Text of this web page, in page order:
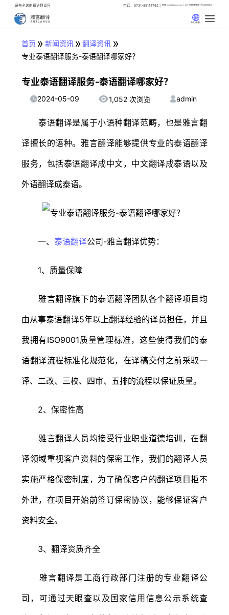
遍布全球的母语翻译官 电话：0731-85114762 邮箱: info@artlangs.com 24小时翻译管家: 18142666316
中文 (中国)
首页 » 新闻资讯» 翻译资讯 »
专业泰语翻译服务-泰语翻译哪家好？
专业泰语翻译服务-泰语翻译哪家好？
2024-05-09 1,052 次浏览 admin
泰语翻译是属于小语种翻译范畴，也是雅言翻
译擅长的语种。雅言翻译能够提供专业的泰语翻译
服务，包括泰语翻译成中文，中文翻译成泰语以及
外语翻译成泰语。
一、 泰语翻译公司-雅言翻译优势：
1、质量保障
雅言翻译旗下的泰语翻译团队各个翻译项目均
由从事泰语翻译5年以上翻译经验的译员担任，并且
我拥有ISO9001质量管理标准，这些使得我们的泰
语翻译流程标准化规范化，在译稿交付之前采取一
译、二改、三校、四审、五排的流程以保证质量。
2、保密性高
雅言翻译人员均接受行业职业道德培训，在翻
译领域重视客户资料的保密工作，我们的翻译人员
实施严格保密制度，为了确保客户的翻译项目拒不
外泄，在项目开始前签订保密协议，能够保证客户
资料安全。
3、翻译资质齐全
雅言翻译是工商行政部门注册的专业翻译公
司，可通过天眼查以及国家信用信息公示系统查